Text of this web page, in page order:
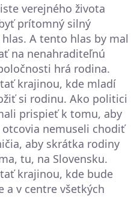
verejného života
prítomný silný
A tento hlas by mal
na nenahraditeľnú
hrá rodina.
krajinou, kde mladí
si rodinu. Ako politici
prispieť k tomu, aby
nemuseli chodiť
aby skrátka rodiny
tu, na Slovensku.
krajinou, kde bude
a v centre všetkých